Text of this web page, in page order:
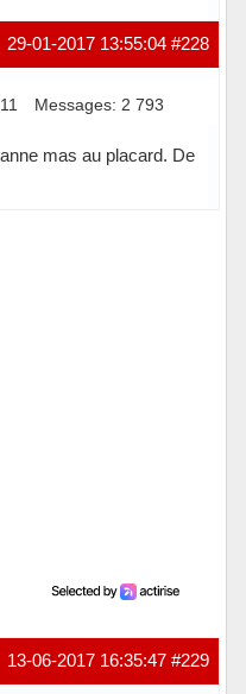
#228
29-01-2017 13:55:04
Messages: 2 793
mas au placard. De
#229
13-06-2017 16:35:47